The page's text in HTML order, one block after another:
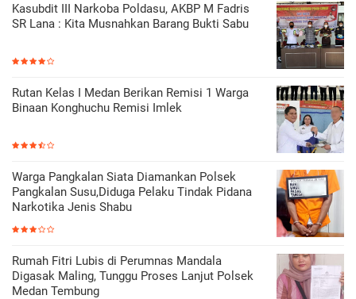
Kasubdit III Narkoba Poldasu, AKBP M Fadris
SR Lana : Kita Musnahkan Barang Bukti Sabu
Rutan Kelas I Medan Berikan Remisi 1 Warga
Binaan Konghuchu Remisi Imlek
Warga Pangkalan Siata Diamankan Polsek
Pangkalan Susu,Diduga Pelaku Tindak Pidana
Narkotika Jenis Shabu
Rumah Fitri Lubis di Perumnas Mandala
Digasak Maling, Tunggu Proses Lanjut Polsek
Medan Tembung